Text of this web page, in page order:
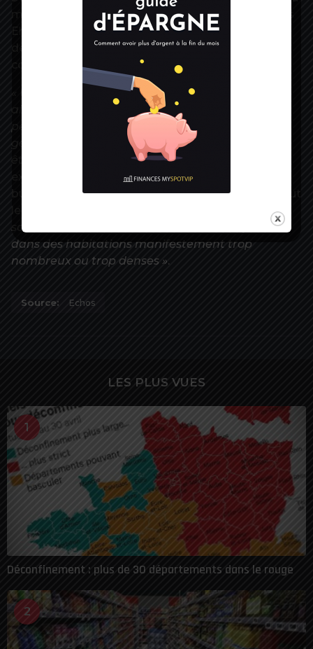
moins de succès : protection des plus fragiles, des
Ehpad, recours au télétravail, limitation de la taille
des rassemblements et réduction volontaire des
contacts personnels.
« Une obligation ferme, mais sans sanction, peut
ainsi contribuer à limiter, pour une même
personne, le nombre de contacts par jour sans
gestes barrières à un nombre maximal qui peut
être variable en fonction du contexte local »
explique le Conseil, sans préciser la taille de cette
bulle sociale. Comme cela n’ira pas de soi pour tout
sanctions »
« rassemblements privés
dans des habitations manifestement trop
nombreux ou trop denses ».
Source: Echos
LES PLUS VUES
1
Déconfinement : plus de 30 départements dans le rouge
2